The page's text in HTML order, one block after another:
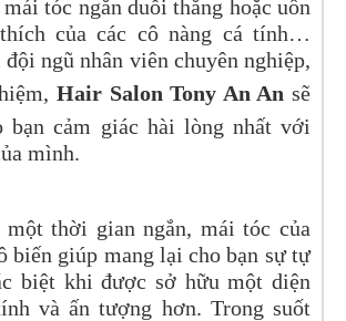
tóc ngắn duỗi thẳng hoặc uốn
của các cô nàng cá tính…
ngũ nhân viên chuyên nghiệp,
Hair Salon Tony An An sẽ
bạn cảm giác hài lòng nhất với
mình.
thời gian ngắn, mái tóc của
biến giúp mang lại cho bạn sự tự
biệt khi được sở hữu một diện
và ấn tượng hơn. Trong suốt